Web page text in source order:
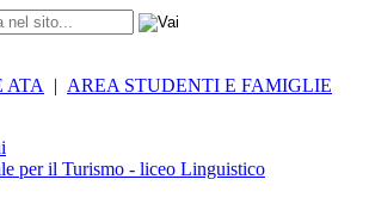
ATA
| AREA STUDENTI E FAMIGLIE
per il Turismo - liceo Linguistico